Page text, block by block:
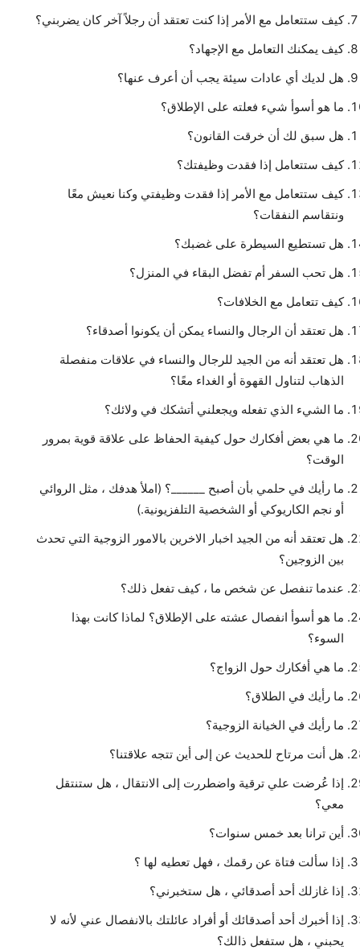
كيف ستتعامل مع الأمر إذا كنت تعتقد أن رجلاً آخر كان يضربني؟
كيف يمكنك التعامل مع الإجهاد؟
هل لديك أي عادات سيئة يجب أن أعرف عنها؟
ما هو أسوأ شيء فعلته على الإطلاق؟
هل سبق لك أن خرقت القانون؟
كيف ستتعامل إذا فقدت وظيفتك؟
كيف ستتعامل مع الأمر إذا فقدت وظيفتي وكنا نعيش معًا
ونتقاسم النفقات؟
هل تستطيع السيطرة على غضبك؟
هل تحب السفر أم تفضل البقاء في المنزل؟
كيف تتعامل مع الخلافات؟
هل تعتقد أن الرجال والنساء يمكن أن يكونوا أصدقاء؟
هل تعتقد أنه من الجيد للرجال والنساء في علاقات منفصلة
الذهاب لتناول القهوة أو الغداء معًا؟
ما الشيء الذي تفعله ويجعلني أتشكك في ولائك؟
ما هي بعض أفكارك حول كيفية الحفاظ على علاقة قوية بمرور
الوقت؟
ما رأيك في حلمي بأن أصبح ______؟ (املأ هدفك ، مثل الروائي
أو نجم الكاريوكي أو الشخصية التلفزيونية.)
هل تعتقد أنه من الجيد اخبار الاخرين بالامور الزوجية التي تحدث
بين الزوجين؟
عندما تنفصل عن شخص ما ، كيف تفعل ذلك؟
ما هو أسوأ انفصال عشته على الإطلاق؟ لماذا كانت بهذا
السوء؟
ما هي أفكارك حول الزواج؟
ما رأيك في الطلاق؟
ما رأيك في الخيانة الزوجية؟
هل أنت مرتاح للحديث عن إلى أين تتجه علاقتنا؟
إذا عُرضت علي ترقية واضطررت إلى الانتقال ، هل ستنتقل
معي؟
أين ترانا بعد خمس سنوات؟
إذا سألت فتاة عن رقمك ، فهل تعطيه لها ؟
إذا غازلك أحد أصدقائي ، هل ستخبرني؟
إذا أخبرك أحد أصدقائك أو أفراد عائلتك بالانفصال عني لأنه لا
يحبني ، هل ستفعل ذالك؟